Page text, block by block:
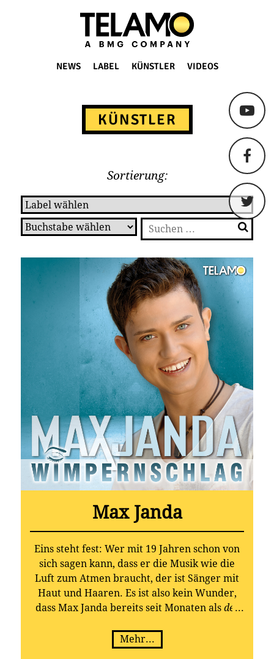
TELAMO
NEWS LABEL KÜNSTLER VIDEOS
KÜNSTLER
Sortierung:
Suchen
nach:
Max Janda
Eins steht fest: Wer mit 19 Jahren schon von
sich sagen kann, dass er die Musik wie die
Luft zum Atmen braucht, der ist Sänger mit
Haut und Haaren. Es ist also kein Wunder,
dass Max Janda bereits seit Monaten als der
gehandelt wird. Anlässlich seines
20. Geburtstags am 22. Mai 2015 macht der
Mehr...